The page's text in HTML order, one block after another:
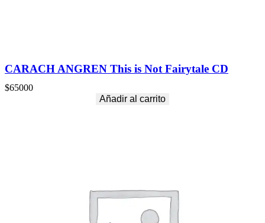
CARACH ANGREN This is Not Fairytale CD
$65000
Añadir al carrito